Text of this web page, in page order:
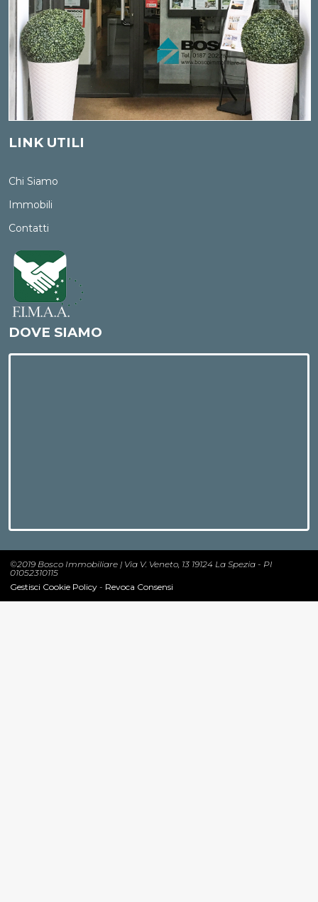
LINK UTILI
Chi Siamo
Immobili
Contatti
DOVE SIAMO
©2019 Bosco Immobiliare | Via V. Veneto, 13 19124 La Spezia - PI
01052310115
Gestisci Cookie Policy - Revoca Consensi